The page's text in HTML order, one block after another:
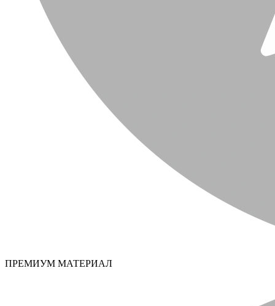
ПРЕМИУМ МАТЕРИАЛ